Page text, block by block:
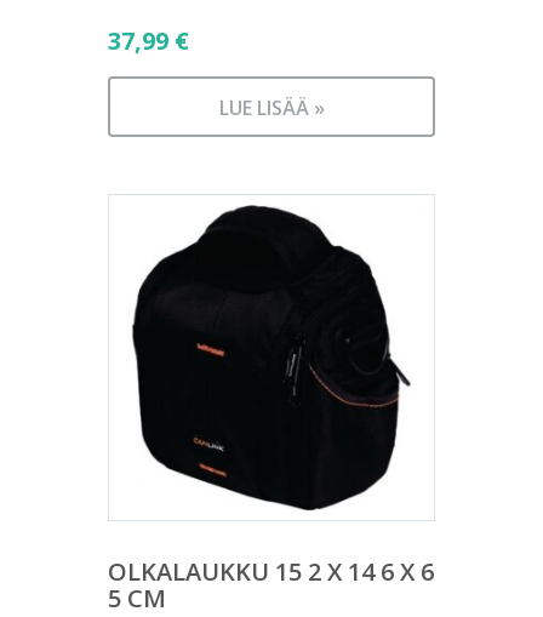
37,99 €
LUE LISÄÄ »
OLKALAUKKU 15 2 X 14 6 X 6
5 CM